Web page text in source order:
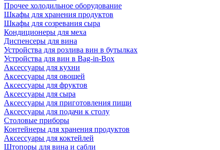
Прочее холодильное оборудование
Шкафы для хранения продуктов
Шкафы для созревания сыра
Кондиционеры для меха
Диспенсеры для вина
Устройства для розлива вин в бутылках
Устройства для вин в Bag-in-Box
Аксессуары для кухни
Аксессуары для овощей
Аксессуары для фруктов
Аксессуары для сыра
Аксессуары для приготовления пищи
Аксессуары для подачи к столу
Столовые приборы
Контейнеры для хранения продуктов
Аксессуары для коктейлей
Штопоры для вина и сабли